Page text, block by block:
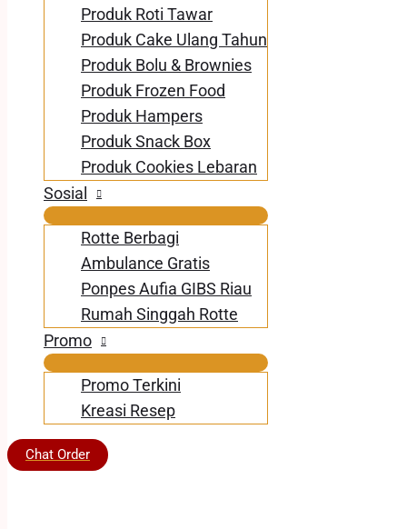
Produk Roti Tawar
Produk Cake Ulang Tahun
Produk Bolu & Brownies
Produk Frozen Food
Produk Hampers
Produk Snack Box
Produk Cookies Lebaran
Sosial
Rotte Berbagi
Ambulance Gratis
Ponpes Aufia GIBS Riau
Rumah Singgah Rotte
Promo
Promo Terkini
Kreasi Resep
Chat Order